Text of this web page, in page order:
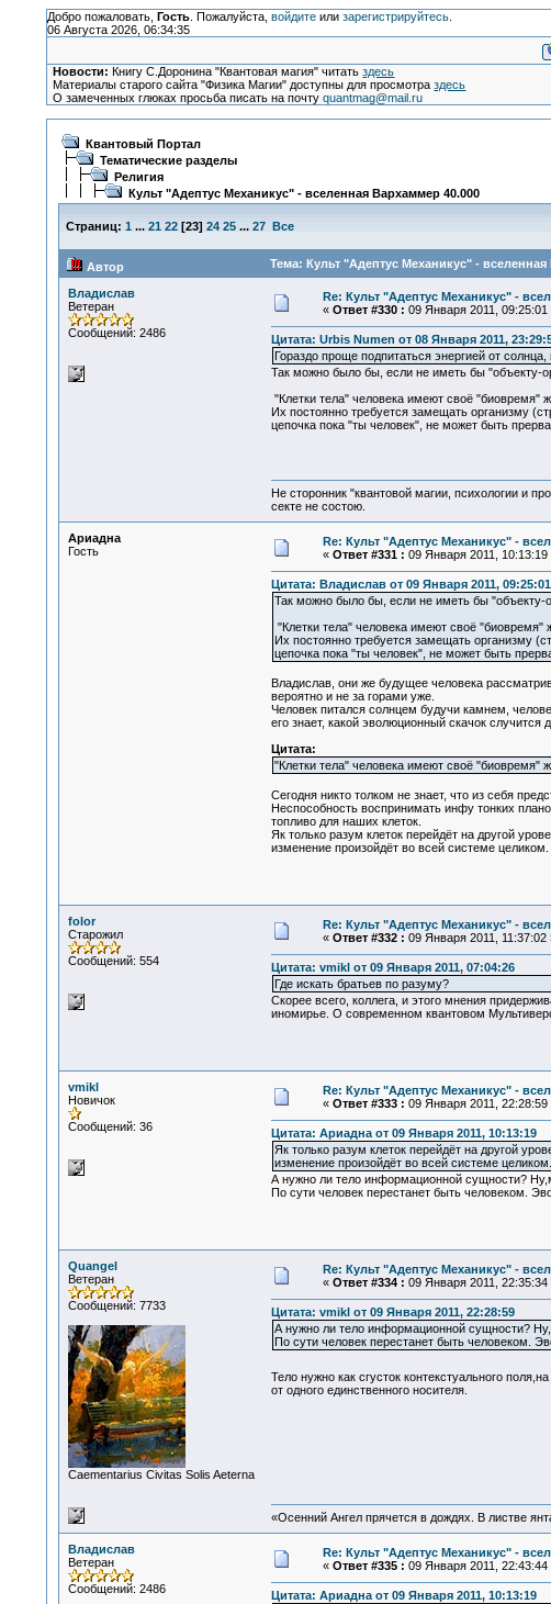
Добро пожаловать, Гость. Пожалуйста, войдитеили зарегистрируйтесь.
06 Августа 2026, 06:34:35
Новости: Книгу С.Доронина "Квантовая магия" читатьздесь
Материалы старого сайта "Физика Магии" доступны для просмотраздесь
О замеченных глюках просьба писать на почтуquantmag@mail.ru
Квантовый Портал
Тематические разделы
Религия
Культ "Адептус Механикус" - вселенная Вархаммер 40.000
Страниц: 1 ... 21 22[23] 24 25 ... 27 Все
Автор Тема: Культ "Адептус Механикус" -
Владислав
Ветеран
Сообщений: 2486
Re: Культ "Адептус Механикус" -
« Ответ #330 : 09 Января 2011, 09:25:01
Цитата: Urbis Numen от 08 Января 2011,
Гораздо проще подпитаться энергией от
Так можно было бы, если не иметь бы "объекту-
"Клетки тела" человека имеют своё "биовремя"
Их постоянно требуется замещать организму
цепочка пока "ты человек", не может быть
Не сторонник "квантовой магии, психологии и
секте не состою.
Ариадна
Гость
Re: Культ "Адептус Механикус" -
« Ответ #331 : 09 Января 2011, 10:13:19
Цитата: Владислав от 09 Января 2011, 09:25:01
Так можно было бы, если не иметь бы "объекту-
"Клетки тела" человека имеют своё "биовремя"
Их постоянно требуется замещать организму
цепочка пока "ты человек", не может быть
Владислав, они же будущее человека
вероятно и не за горами уже.
Человек питался солнцем будучи камнем,
его знает, какой эволюционный скачок случится
Цитата:
"Клетки тела" человека имеют своё "биовремя"
Сегодня никто толком не знает, что из себя
Неспособность воспринимать инфу тонких
топливо для наших клеток.
Як только разум клеток перейдёт на другой
изменение произойдёт во всей системе
folor
Старожил
Сообщений: 554
Re: Культ "Адептус Механикус" -
« Ответ #332 : 09 Января 2011, 11:37:02
Цитата: vmikl от 09 Января 2011, 07:04:26
Где искать братьев по разуму?
Скорее всего, коллега, и этого мнения
иномирье. О современном квантовом
vmikl
Новичок
Сообщений: 36
Re: Культ "Адептус Механикус" -
« Ответ #333 : 09 Января 2011, 22:28:59
Цитата: Ариадна от 09 Января 2011, 10:13:19
Як только разум клеток перейдёт на другой
изменение произойдёт во всей системе
А нужно ли тело информационной сущности?
По сути человек перестанет быть человеком.
Quangel
Ветеран
Сообщений: 7733
Сaementarius Civitas Solis Aeterna
Re: Культ "Адептус Механикус" -
« Ответ #334 : 09 Января 2011, 22:35:34
Цитата: vmikl от 09 Января 2011, 22:28:59
А нужно ли тело информационной сущности?
По сути человек перестанет быть человеком.
Тело нужно как сгусток контекстуального
от одного единственного носителя.
«Осенний Ангел прячется в дождях. В листве
Владислав
Ветеран
Сообщений: 2486
Re: Культ "Адептус Механикус" -
« Ответ #335 : 09 Января 2011, 22:43:44
Цитата: Ариадна от 09 Января 2011, 10:13:19